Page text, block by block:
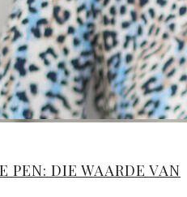
PEN: DIE WAARDE VAN